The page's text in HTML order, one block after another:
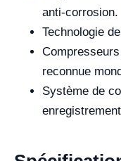
anti-corrosion.
Technologie
reconnue
Système de